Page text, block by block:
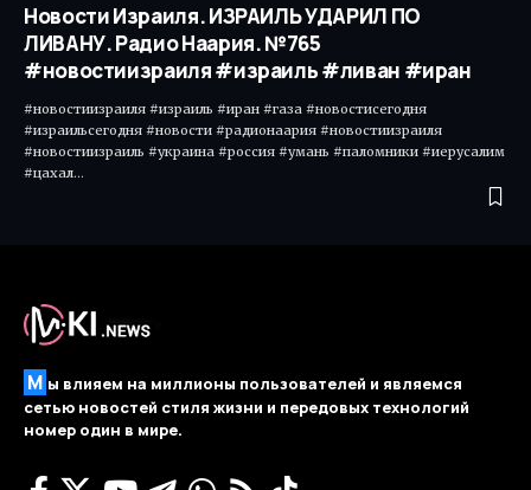
Новости Израиля. ИЗРАИЛЬ УДАРИЛ ПО
ЛИВАНУ. Радио Наария. №765
#новостиизраиля #израиль #ливан #иран
#новостиизраиля #израиль #иран #газа #новостисегодня
#израильсегодня #новости #радионаария #новостиизраиля
#новостиизраиль #украина #россия #умань #паломники #иерусалим
#цахал…
М ы влияем на миллионы пользователей и являемся
сетью новостей стиля жизни и передовых технологий
номер один в мире.